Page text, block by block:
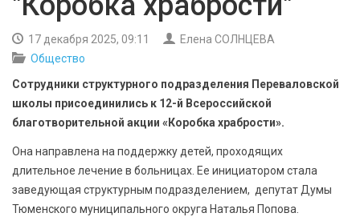
КУЛЬТУРА
БЕЗОПАСНОСТЬ
СПОРТ
АРХИВ PDF
17 декабря 2025, 09:11
Елена СОЛНЦЕВА
Общество
Сотрудники структурного подразделения Переваловской
школы присоединились к 12-й Всероссийской
благотворительной акции «Коробка храбрости».
Она направлена на поддержку детей, проходящих
длительное лечение в больницах. Ее инициатором стала
заведующая структурным подразделением, депутат Думы
Тюменского муниципального округа Наталья Попова.